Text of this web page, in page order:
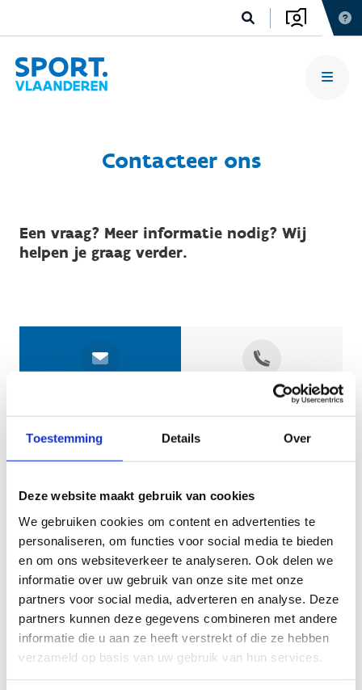
Toestemming Details Over
Deze website maakt gebruik van cookies
We gebruiken cookies om content en advertenties te
personaliseren, om functies voor social media te bieden
en om ons websiteverkeer te analyseren. Ook delen we
informatie over uw gebruik van onze site met onze
partners voor social media, adverteren en analyse. Deze
partners kunnen deze gegevens combineren met andere
informatie die u aan ze heeft verstrekt of die ze hebben
verzameld op basis van uw gebruik van hun services.
Contacteer ons
Een vraag? Meer informatie nodig? Wij
helpen je graag verder.
Geef aan tot welk domein jouw vraag behoort
KIES EEN DOMEIN
Jouw vraag